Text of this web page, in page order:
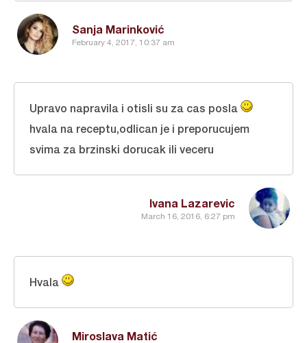
Sanja Marinković
February 4, 2017, 10:37 am
Ivana Lazarevic
March 16, 2016, 6:27 pm
Upravo napravila i otisli su za cas posla
hvala na receptu,odlican je i preporucujem
svima za brzinski dorucak ili veceru
Miroslava Matić
Hvala